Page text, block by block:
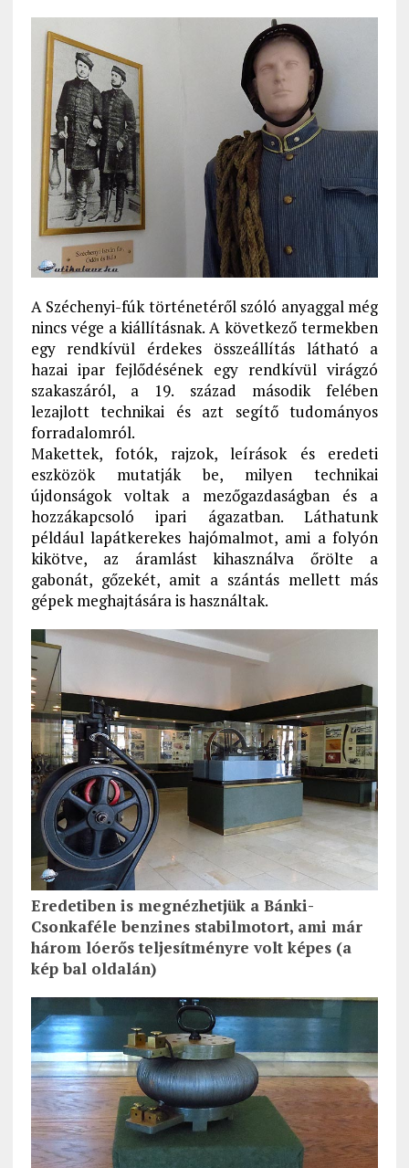
A Széchenyi-fúk történetéről szóló anyaggal még
nincs vége a kiállításnak. A következő termekben
egy rendkívül érdekes összeállítás látható a
hazai ipar fejlődésének egy rendkívül virágzó
szakaszáról, a 19. század második felében
lezajlott technikai és azt segítő tudományos
forradalomról.
Makettek, fotók, rajzok, leírások és eredeti
eszközök mutatják be, milyen technikai
újdonságok voltak a mezőgazdaságban és a
hozzákapcsoló ipari ágazatban. Láthatunk
például lapátkerekes hajómalmot, ami a folyón
kikötve, az áramlást kihasználva őrölte a
gabonát, gőzekét, amit a szántás mellett más
gépek meghajtására is használtak.
Eredetiben is megnézhetjük a Bánki-
Csonkaféle benzines stabilmotort, ami már
három lóerős teljesítményre volt képes (a
kép bal oldalán)